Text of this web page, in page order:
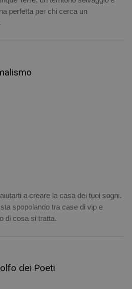
perfetta per chi cerca un
a creare la casa dei tuoi sogni.
spopolando tra case di vip e
di cosa si tratta.
dei Poeti